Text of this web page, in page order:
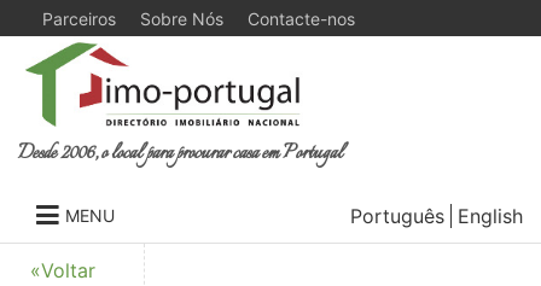
Parceiros Sobre Nós Contacte-nos
Desde 2006, o local para procurar casa em Portugal
MENU Português English
«Voltar